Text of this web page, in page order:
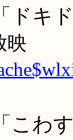
ドキ
映
こわ